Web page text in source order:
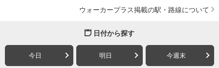
ウォーカープラス掲載の駅・路線について
日付から探す
今日 明日 今週末